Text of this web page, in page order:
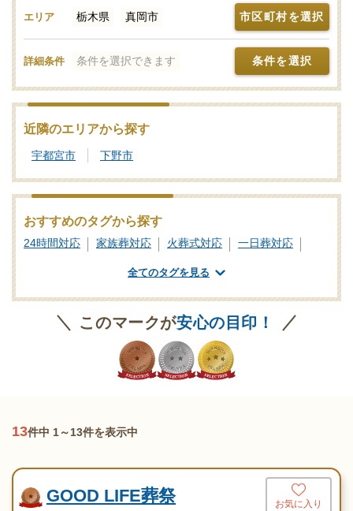
選んだお葬式」では、基準を満たした真岡市対応の葬儀社・葬儀
屋さんをご紹介しております。少しでもご不明点などがあれば、
些細と思われることでも遠慮なく、24時間365日お電話でご相談い
ただけます。真岡市の葬儀社を比較検討の際に「信頼のおける葬
たした安心安全な葬儀屋さんをご案内いたしますので、あわせて
新サービスなどの最新情報をチェックするなど、しっかりと情報
収集を行って信頼のおけそうな葬儀会社を探しましょう。
エリア 栃木県 真岡市 市区町村を選択
詳細条件 条件を選択できます 条件を選択
近隣のエリアから探す
宇都宮市 下野市
おすすめのタグから探す
24時間対応 家族葬対応 火葬式対応
一日葬対応
葬祭ディレクター
ご遺体あずかり
全てのタグを見る
このマークが安心の目印！
13件中 1～13件を表示中
GOOD LIFE葬祭 お気に入り